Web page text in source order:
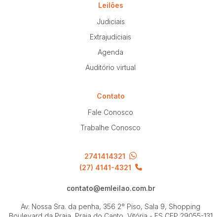
Leilões
Judiciais
Extrajudiciais
Agenda
Auditório virtual
Contato
Fale Conosco
Trabalhe Conosco
2741414321
(27) 4141-4321
contato@emleilao.com.br
Av. Nossa Sra. da penha, 356 2° Piso, Sala 9, Shopping